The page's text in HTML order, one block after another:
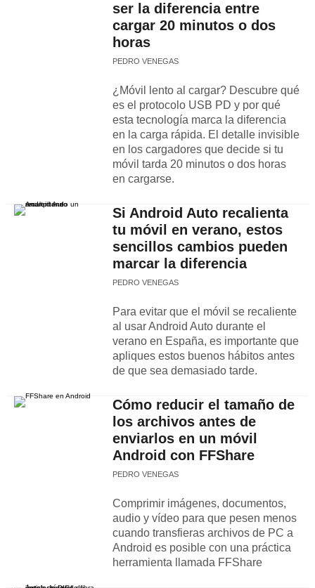
ser la diferencia entre
cargar 20 minutos o dos
horas
PEDRO VENEGAS
¿Móvil lento al cargar? Descubre qué
es el protocolo USB PD y por qué
esta tecnología marca la diferencia
en la carga rápida. El detalle invisible
en los cargadores que decide si tu
móvil tarda 20 minutos o dos horas
en cargarse.
Si Android Auto recalienta
tu móvil en verano, estos
sencillos cambios pueden
marcar la diferencia
PEDRO VENEGAS
Para evitar que el móvil se recaliente
al usar Android Auto durante el
verano en España, es importante que
apliques estos buenos hábitos antes
de que sea demasiado tarde.
Cómo reducir el tamaño de
los archivos antes de
enviarlos en un móvil
Android con FFShare
PEDRO VENEGAS
Comprimir imágenes, documentos,
audio y vídeo para que pesen menos
cuando transfieras archivos de PC a
Android es posible con una práctica
herramienta llamada FFShare